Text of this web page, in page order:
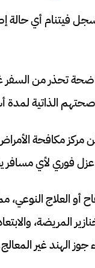
2026، لم تسجل
تحذر من السفر
الذاتية
عزل فوري لأي
أو العلاج
المريضة،
الهند غير